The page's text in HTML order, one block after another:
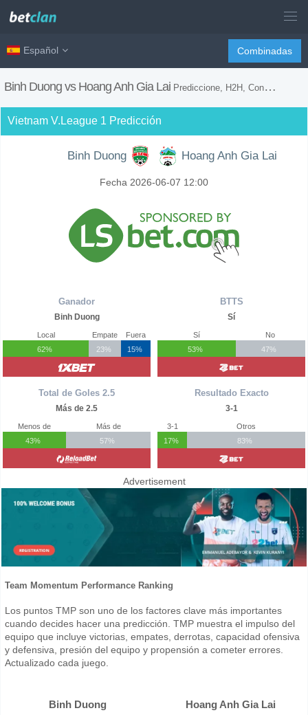
Español Combinadas
Binh Duong vs Hoang Anh Gia Lai Prediccione, H2H, Consejos de Apuestas y Previsión del Partido
Vietnam V.League 1 Predicción
Binh Duong Hoang Anh Gia Lai
Fecha 2026-06-07 12:00
Ganador
Binh Duong
Local
62%
Empate
23%
Fuera
15%
Total de Goles 2.5
Más de 2.5
Menos de
43%
Más de
57%
BTTS
Sí
Sí
53%
No
47%
Resultado Exacto
3-1
3-1
17%
Otros
83%
Advertisement
Team Momentum Performance Ranking
Los puntos TMP son uno de los factores clave más importantes
cuando decides hacer una predicción. TMP muestra el impulso del
equipo que incluye victorias, empates, derrotas, capacidad ofensiva
y defensiva, presión del equipo y propensión a cometer errores.
Actualizado cada juego.
Binh Duong Hoang Anh Gia Lai